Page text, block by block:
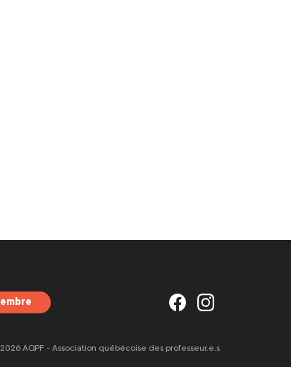
AQPF - Association québécoise des professeur.e.s